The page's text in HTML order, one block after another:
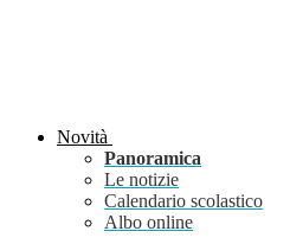
Novità
Panoramica
Le notizie
Calendario scolastico
Albo online